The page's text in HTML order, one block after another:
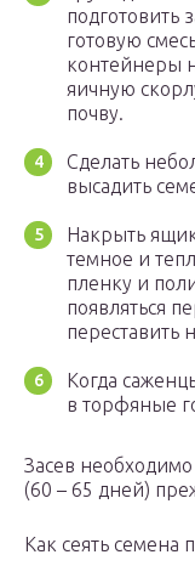
подготовить
готовую
контейнеры
яичную
почву.
Сделать
высадить
Накрыть
темное и
пленку и
появляться
переставить
Когда
в торфяные
Засев необходимо
(60 – 65 дней)
Как сеять семена